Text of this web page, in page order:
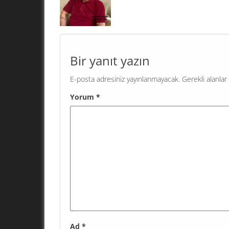
Bugün 19 Mayıs Atatürk’ü Anma Gençlik ve Spor
Bayramı. Türkiye gençliği bu bayramı yoksulluk,
Bir yanıt yazın
E-posta adresiniz yayınlanmayacak. Gerekli alanlar
Yorum *
Ad *